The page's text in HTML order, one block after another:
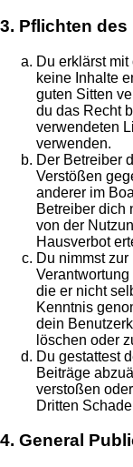
3. Pflichten des
Du erklärst
keine Inhalte
guten Sitten
du das Recht
verwendeten
verwenden.
Der Betreiber
Verstößen
anderer im
Betreiber dich
von der
Hausverbot
Du nimmst
die er nicht
Kenntnis
dein
löschen oder
Du gestattest
Beiträge
verstoßen
Dritten
4. General